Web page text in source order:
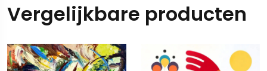
Vergelijkbare producten